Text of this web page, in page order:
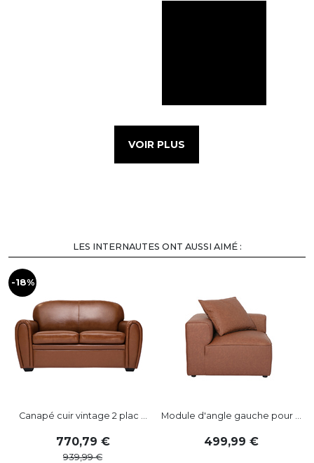
VOIR PLUS
LES INTERNAUTES ONT AUSSI AIMÉ :
-18%
Canapé cuir vintage 2 plac ...
770,79
939,99
Module d'angle gauche pour ...
499,99